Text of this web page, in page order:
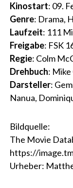
Kinostart: 09.
Genre: Drama,
Laufzeit: 111
Freigabe: FSK
Regie: Colm
Drehbuch:
Darsteller:
Nanua,
Bildquelle:
The Movie
https://
Urheber: